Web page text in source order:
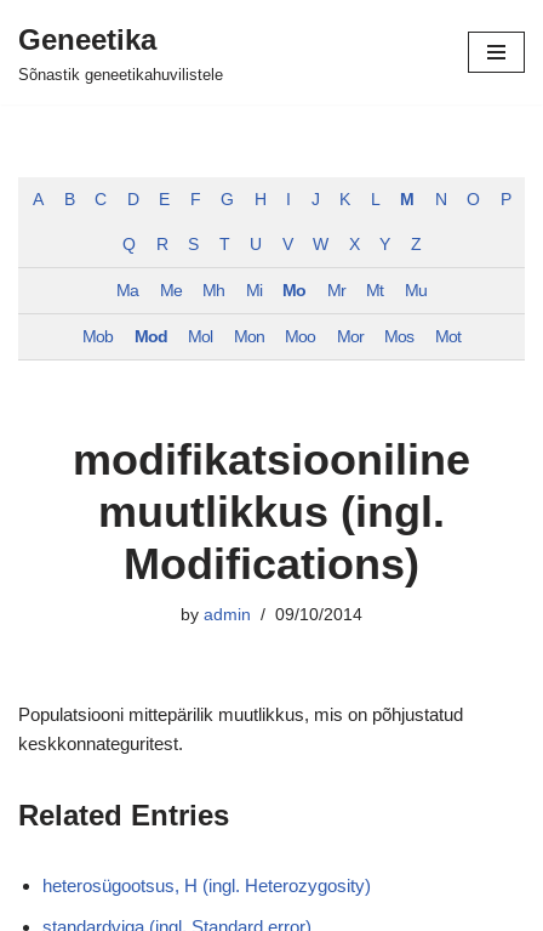
Skip
Geneetika
Sõnastik geneetikahuvilistele
A B C D E F G H J K L M N O P
Q R S T U V W X Y Z
Ma Me Mh Mi Mo Mr Mt Mu
Mob Mod Mol Mon Moo Mor Mos Mot
modifikatsiooniline
muutlikkus (ingl.
Modifications)
by admin 09/10/2014
Populatsiooni mittepärilik muutlikkus, mis on põhjustatud
keskkonnateguritest.
Related Entries
heterosügootsus, H (ingl. Heterozygosity)
standardviga (ingl. Standard error)